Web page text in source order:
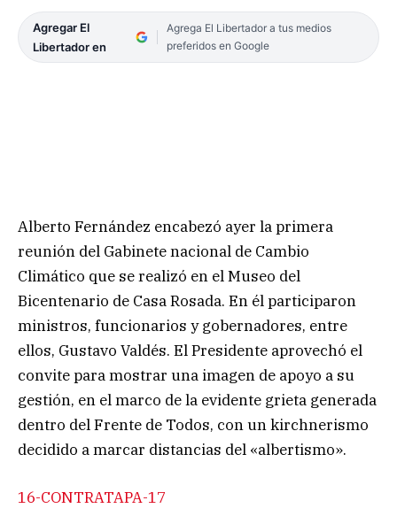
Agregar El
Libertador en
Agrega El Libertador a tus medios
preferidos en Google
Alberto Fernández encabezó ayer la primera
reunión del Gabinete nacional de Cambio
Climático que se realizó en el Museo del
Bicentenario de Casa Rosada. En él participaron
ministros, funcionarios y gobernadores, entre
ellos, Gustavo Valdés. El Presidente aprovechó el
convite para mostrar una imagen de apoyo a su
gestión, en el marco de la evidente grieta generada
dentro del Frente de Todos, con un kirchnerismo
decidido a marcar distancias del «albertismo».
16-CONTRATAPA-17